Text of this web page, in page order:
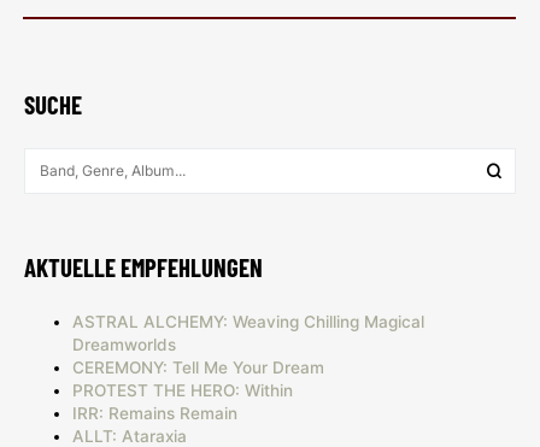
SUCHE
AKTUELLE EMPFEHLUNGEN
ASTRAL ALCHEMY: Weaving Chilling Magical
Dreamworlds
CEREMONY: Tell Me Your Dream
PROTEST THE HERO: Within
IRR: Remains Remain
ALLT: Ataraxia